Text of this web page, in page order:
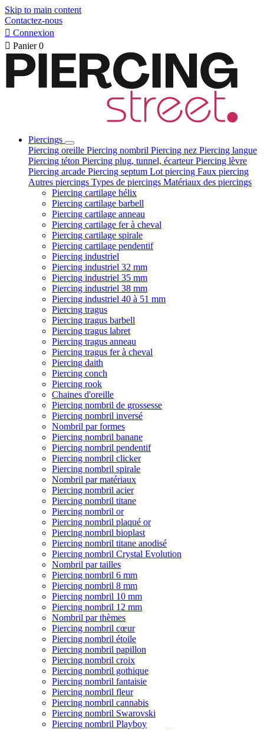
Skip to main content
Contactez-nous
 Connexion
 Panier 0
Piercings
Piercing oreille Piercing nombril Piercing nez Piercing langue
Piercing téton Piercing plug, tunnel, écarteurPiercing lèvre
Piercing arcade Piercing septum Lot piercing Faux piercing
Autres piercings Types de piercings Matériaux des piercings
Piercing cartilage hélix
Piercing cartilage barbell
Piercing cartilage anneau
Piercing cartilage fer à cheval
Piercing cartilage spirale
Piercing cartilage pendentif
Piercing industriel
Piercing industriel 32 mm
Piercing industriel 35 mm
Piercing industriel 38 mm
Piercing industriel 40 à 51 mm
Piercing tragus
Piercing tragus barbell
Piercing tragus labret
Piercing tragus anneau
Piercing tragus fer à cheval
Piercing daith
Piercing conch
Piercing rook
Chaines d'oreille
Piercing nombril de grossesse
Piercing nombril inversé
Nombril par formes
Piercing nombril banane
Piercing nombril pendentif
Piercing nombril clicker
Piercing nombril spirale
Nombril par matériaux
Piercing nombril acier
Piercing nombril titane
Piercing nombril or
Piercing nombril plaqué or
Piercing nombril bioplast
Piercing nombril titane anodisé
Piercing nombril Crystal Evolution
Nombril par tailles
Piercing nombril 6 mm
Piercing nombril 8 mm
Piercing nombril 10 mm
Piercing nombril 12 mm
Nombril par thèmes
Piercing nombril cœur
Piercing nombril étoile
Piercing nombril papillon
Piercing nombril croix
Piercing nombril gothique
Piercing nombril fantaisie
Piercing nombril fleur
Piercing nombril cannabis
Piercing nombril Swarovski
Piercing nombril Playboy